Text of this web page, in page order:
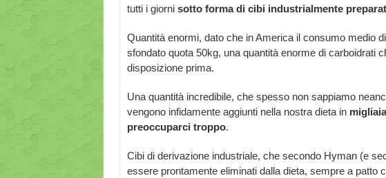
tutti i giorni sotto forma di cibi industrialmente
Quantità enormi, dato che in America il consumo medio
sfondato quota 50kg, una quantità enorme di carboidrati
disposizione prima.
Una quantità incredibile, che spesso non sappiamo
vengono infidamente aggiunti nella nostra dieta in
preoccuparci troppo.
Cibi di derivazione industriale, che secondo Hyman (e
essere prontamente eliminati dalla dieta, sempre a patto